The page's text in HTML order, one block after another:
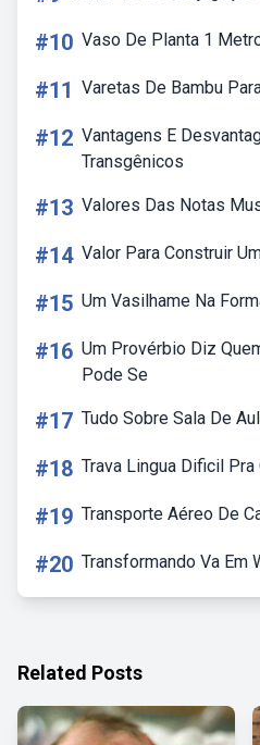
#10 Vaso De Planta 1
#11 Varetas De Bambu
#12 Vantagens E
Transgênicos
#13 Valores Das Notas
#14 Valor Para Construir
#15 Um Vasilhame Na
#16 Um Provérbio Diz
Pode Se
#17 Tudo Sobre Sala De
#18 Trava Lingua Dificil Pra
#19 Transporte Aéreo De
#20 Transformando Va Em
Related Posts